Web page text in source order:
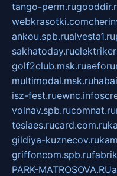
tango-perm.ru
webkrasotki.com
ankou.spb.rualvesta1.ru
sakhatoday.ru
golf2club.msk.ru
multimodal.msk.ru
isz-fest.ruewnc.info
volnav.spb.rucomnat.ru
tesiaes.rucard.com.ru
gildiya-kuznecov.ru
griffoncom.spb.ru
PARK-MATROSOVA.RU